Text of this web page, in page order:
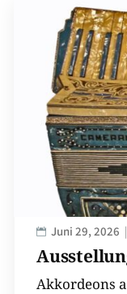
Juni 29, 2026
Akkordeons